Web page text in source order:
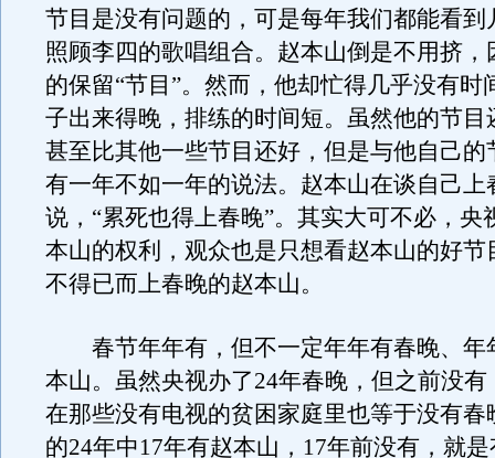
节目是没有问题的，可是每年我们都能看到
照顾李四的歌唱组合。赵本山倒是不用挤，
的保留“节目”。然而，他却忙得几乎没有时
子出来得晚，排练的时间短。虽然他的节目
甚至比其他一些节目还好，但是与他自己的
有一年不如一年的说法。赵本山在谈自己上
说，“累死也得上春晚”。其实大可不必，央
本山的权利，观众也是只想看赵本山的好节
不得已而上春晚的赵本山。
春节年年有，但不一定年年有春晚、年
本山。虽然央视办了24年春晚，但之前没
在那些没有电视的贫困家庭里也等于没有春
的24年中17年有赵本山，17年前没有，就